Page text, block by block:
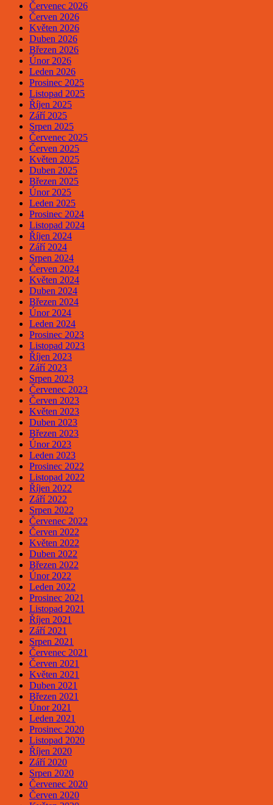
Červenec 2026
Červen 2026
Květen 2026
Duben 2026
Březen 2026
Únor 2026
Leden 2026
Prosinec 2025
Listopad 2025
Říjen 2025
Září 2025
Srpen 2025
Červenec 2025
Červen 2025
Květen 2025
Duben 2025
Březen 2025
Únor 2025
Leden 2025
Prosinec 2024
Listopad 2024
Říjen 2024
Září 2024
Srpen 2024
Červen 2024
Květen 2024
Duben 2024
Březen 2024
Únor 2024
Leden 2024
Prosinec 2023
Listopad 2023
Říjen 2023
Září 2023
Srpen 2023
Červenec 2023
Červen 2023
Květen 2023
Duben 2023
Březen 2023
Únor 2023
Leden 2023
Prosinec 2022
Listopad 2022
Říjen 2022
Září 2022
Srpen 2022
Červenec 2022
Červen 2022
Květen 2022
Duben 2022
Březen 2022
Únor 2022
Leden 2022
Prosinec 2021
Listopad 2021
Říjen 2021
Září 2021
Srpen 2021
Červenec 2021
Červen 2021
Květen 2021
Duben 2021
Březen 2021
Únor 2021
Leden 2021
Prosinec 2020
Listopad 2020
Říjen 2020
Září 2020
Srpen 2020
Červenec 2020
Červen 2020